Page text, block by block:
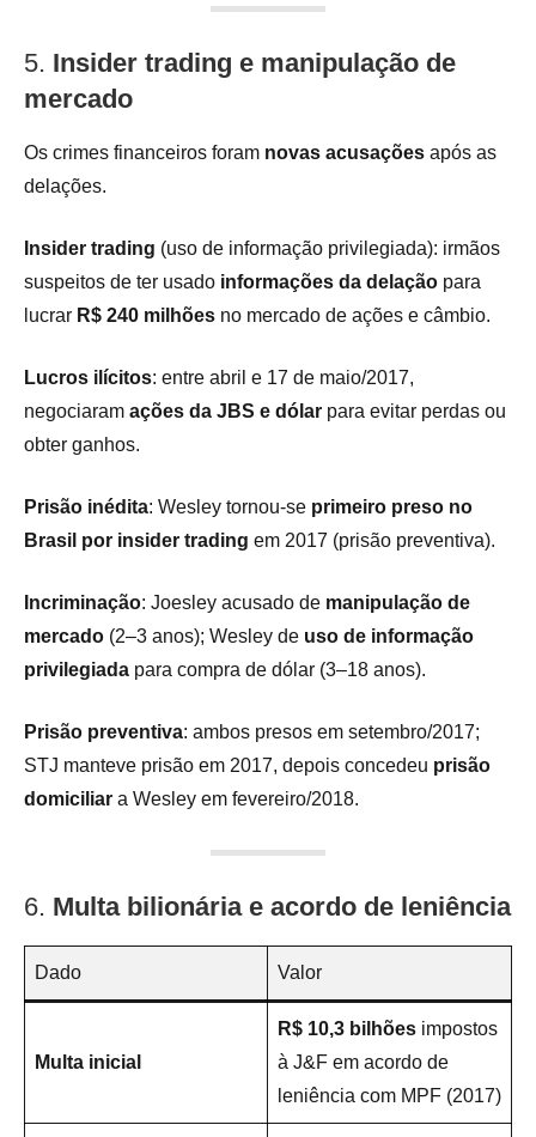
5. Insider trading e manipulação de
mercado
Os crimes financeiros foram novas acusações após as
delações.
Insider trading (uso de informação privilegiada): irmãos
suspeitos de ter usado informações da delação para
lucrar R$ 240 milhões no mercado de ações e câmbio.
Lucros ilícitos: entre abril e 17 de maio/2017,
negociaram ações da JBS e dólar para evitar perdas ou
obter ganhos.
Prisão inédita: Wesley tornou-se primeiro preso no
Brasil por insider trading em 2017 (prisão preventiva).
Incriminação: Joesley acusado de manipulação de
mercado (2–3 anos); Wesley de uso de informação
privilegiada para compra de dólar (3–18 anos).
Prisão preventiva: ambos presos em setembro/2017;
STJ manteve prisão em 2017, depois concedeu prisão
domiciliar a Wesley em fevereiro/2018.
6. Multa bilionária e acordo de leniência
Dado Valor
Multa inicial
R$ 10,3 bilhões impostos
à J&F em acordo de
leniência com MPF (2017)